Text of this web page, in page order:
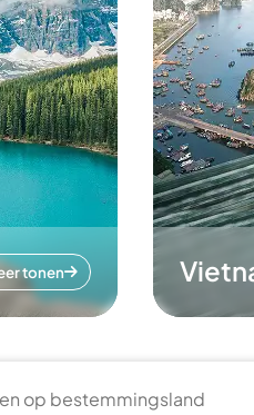
tonen